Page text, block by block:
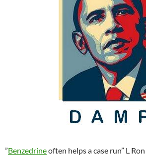
”Benzedrineoften helps a case run” L